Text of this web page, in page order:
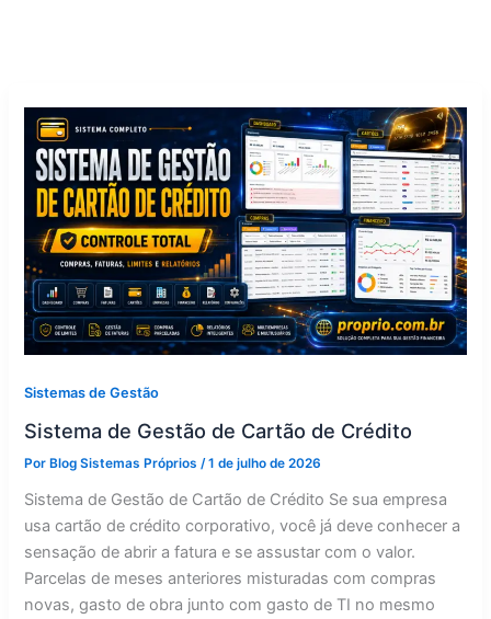
Sistemas de Gestão
Sistema de Gestão de Cartão de Crédito
PorBlog Sistemas Próprios/1 de julho de 2026
Sistema de Gestão de Cartão de Crédito Se sua empresa
usa cartão de crédito corporativo, você já deve conhecer a
sensação de abrir a fatura e se assustar com o valor.
Parcelas de meses anteriores misturadas com compras
novas, gasto de obra junto com gasto de TI no mesmo